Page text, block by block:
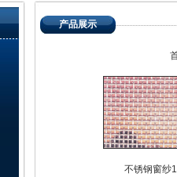
产品展示
不锈钢窗纱1